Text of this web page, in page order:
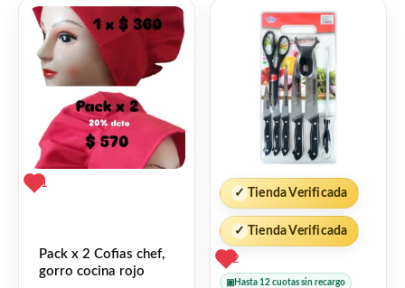
Diluir: 80 ml en 5 litros de agua
Rendimiento: 310 litros
Share Facebook
WhatsApp
Gmail
Email
Twitter
Share
👍 0 personas recomiendan este producto
1
Pack x 2 Cofias chef,
gorro cocina rojo
✓ Tienda Verificada
✓ Tienda Verificada
2
▣ Hasta 12 cuotas sin recargo